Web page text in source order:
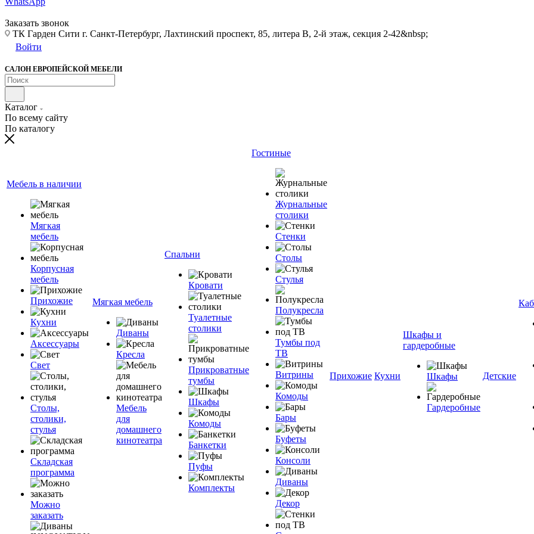
Заказать звонок
ТК Гарден Сити г. Санкт-Петербург, Лахтинский проспект, 85, литера В, 2-й этаж, секция 2-42&nbsp;
Войти
САЛОН ЕВРОПЕЙСКОЙ МЕБЕЛИ
Каталог
По всему сайту
По каталогу
Мебель в наличии
Мягкая
мебель
Корпусная
мебель
Прихожие
Кухни
Аксессуары
Свет
Столы,
столики,
стулья
Складская
программа
Можно
заказать
Мягкая мебель
Диваны
Кресла
Мебель
для
домашнего
кинотеатра
Спальни
Кровати
Туалетные
столики
Прикроватные
тумбы
Шкафы
Комоды
Банкетки
Пуфы
Комплекты
Гостиные
Журнальные
столики
Стенки
Столы
Стулья
Полукресла
Тумбы под
ТВ
Витрины
Комоды
Бары
Буфеты
Консоли
Диваны
Декор
Прихожие Кухни
Шкафы и
гардеробные
Шкафы
Гардеробные
Детские